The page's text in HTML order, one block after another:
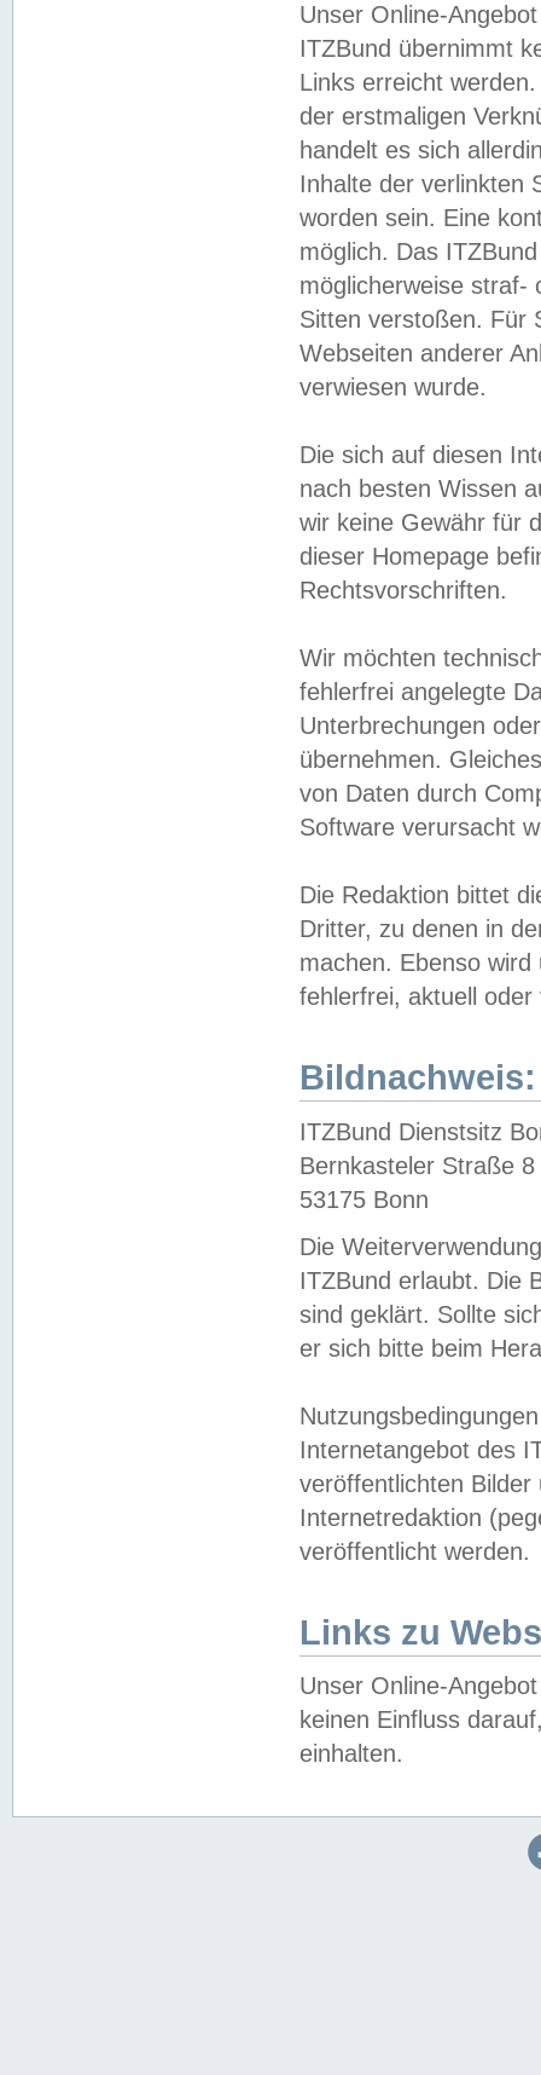
Unser Online-
ITZBund übernimmt
Links erreicht
der erstmaligen
handelt es sich
Inhalte der verlinkten
worden sein. Eine
möglich. Das
möglicherweise straf-
Sitten verstoßen. Für
Webseiten anderer
verwiesen wurde.
Die sich auf diesen
nach besten Wissen
wir keine Gewähr für
dieser Homepage
Rechtsvorschriften.
Wir möchten
fehlerfrei angelegte
Unterbrechungen
übernehmen.
von Daten durch
Software verursacht
Die Redaktion bittet
Dritter, zu denen in
machen. Ebenso
fehlerfrei, aktuell oder
Bildnachweis:
ITZBund Dienstsitz
Bernkasteler Straße 8
53175 Bonn
Die
ITZBund erlaubt. Die
sind geklärt. Sollte
er sich bitte beim
Internetangebot des
veröffentlichten
Internetredaktion
veröffentlicht werden.
Links zu
Unser Online-
keinen Einfluss
einhalten.